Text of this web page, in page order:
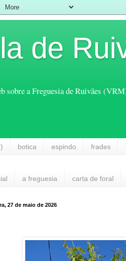
de
sobre a Freguesia de Ruivães
botica espindo frades
a freguesia carta de foral
27 de maio de 2026